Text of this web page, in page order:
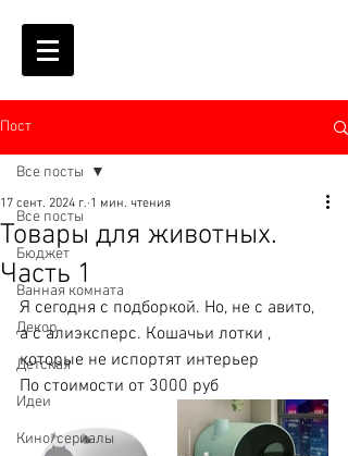
Пост
Все посты
Бюджет
Ванная комната
Декор
Детская
Идеи
Кино/сериалы
Все посты
Товары для животных.
Часть 1
17 сент. 2024 г. 1 мин. чтения
Я сегодня с подборкой. Но, не с авито,
а с алиэксперс. Кошачьи лотки ,
которые не испортят интерьер
По стоимости от 3000 руб